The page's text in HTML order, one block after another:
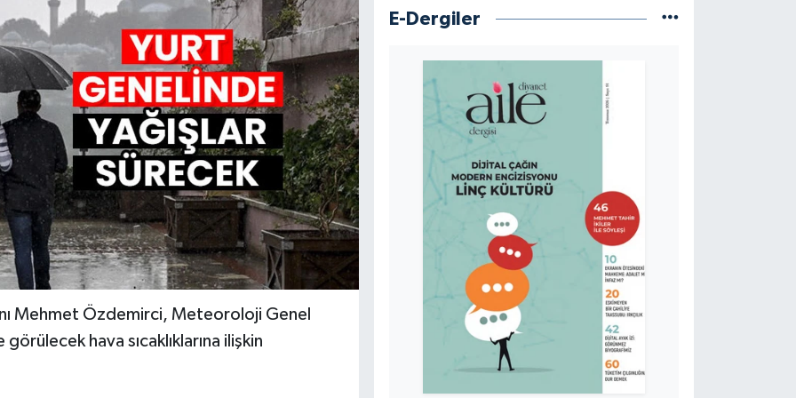
Mehmet Özdemirci, Meteoroloji Genel
hava sıcaklıklarına ilişkin
E-Dergiler